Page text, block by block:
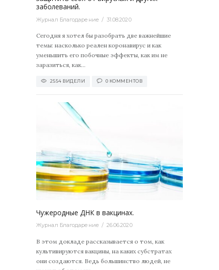
заболеваний.
Журнал Благодарение 31.08.2020
Сегодня я хотел бы разобрать две важнейшие
темы: насколько реален коронавирус и как
уменьшить его побочные эффекты, как им не
заразиться, как...
2554 ВИДЕЛИ 0 КОММЕНТОВ
Чужеродные ДНК в вакцинах.
Журнал Благодарение 26.06.2020
В этом докладе рассказывается о том, как
культивируются вакцины, на каких субстратах
они создаются. Ведь большинство людей, не